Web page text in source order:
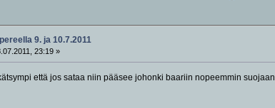
9. ja 10.7.2011
23:19 »
että jos sataa niin pääsee johonki baariin nopeemmin suojaan